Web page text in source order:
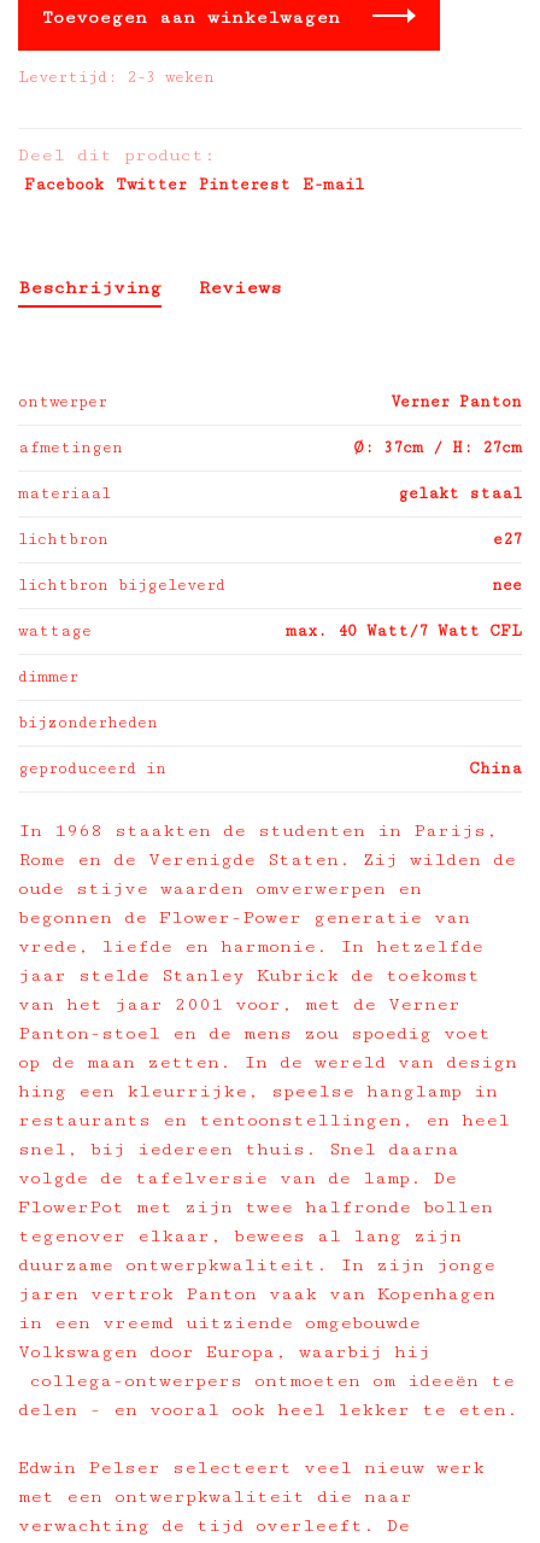
Toevoegen aan winkelwagen
Levertijd: 2-3 weken
Deel dit product:
Facebook Twitter Pinterest E-mail
Beschrijving Reviews
ontwerper Verner Panton
afmetingen Ø: 37cm / H: 27cm
materiaal gelakt staal
lichtbron e27
lichtbron bijgeleverd nee
wattage max. 40 Watt/7 Watt CFL
dimmer
bijzonderheden
geproduceerd in China
In 1968 staakten de studenten in Parijs,
Rome en de Verenigde Staten. Zij wilden de
oude stijve waarden omverwerpen en
begonnen de Flower-Power generatie van
vrede, liefde en harmonie. In hetzelfde
jaar stelde Stanley Kubrick de toekomst
van het jaar 2001 voor, met de Verner
Panton-stoel en de mens zou spoedig voet
op de maan zetten. In de wereld van design
hing een kleurrijke, speelse hanglamp in
restaurants en tentoonstellingen, en heel
snel, bij iedereen thuis. Snel daarna
volgde de tafelversie van de lamp. De
FlowerPot met zijn twee halfronde bollen
tegenover elkaar, bewees al lang zijn
duurzame ontwerpkwaliteit. In zijn jonge
jaren vertrok Panton vaak van Kopenhagen
in een vreemd uitziende omgebouwde
Volkswagen door Europa, waarbij hij
collega-ontwerpers ontmoeten om ideeën te
delen - en vooral ook heel lekker te eten.
Edwin Pelser selecteert veel nieuw werk
met een ontwerpkwaliteit die naar
verwachting de tijd overleeft. De